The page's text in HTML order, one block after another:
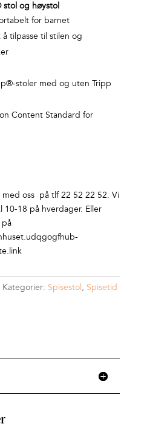
og høystol
for barnet
tilpasse til stilen og
stoler med og uten Tripp
Content Standard for
oss på tlf 22 52 22 52. Vi
18 på hverdager. Eller
på
Kategorier: Spisestol , Spisetid